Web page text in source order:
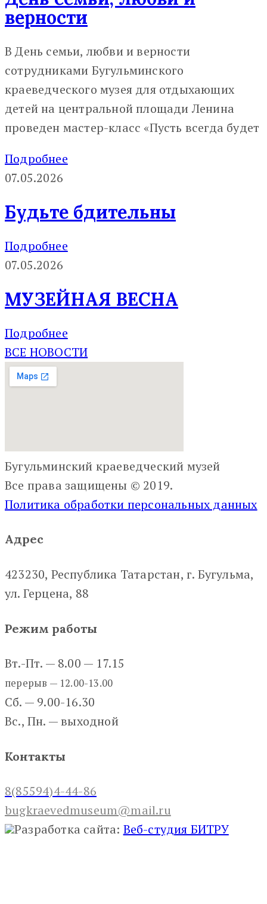
верности
В День семьи, любви и верности
сотрудниками Бугульминского
краеведческого музея для отдыхающих
детей на центральной площади Ленина
проведен мастер-класс «Пусть всегда будет
Подробнее
07.05.2026
Будьте бдительны
Подробнее
07.05.2026
МУЗЕЙНАЯ ВЕСНА
Подробнее
ВСЕ НОВОСТИ
Бугульминский краеведческий музей
Все права защищены © 2019.
Политика обработки персональных данных
Адрес
423230, Республика Татарстан, г. Бугульма,
ул. Герцена, 88
Режим работы
Вт.-Пт. — 8.00 — 17.15
перерыв — 12.00-13.00
Сб. — 9.00-16.30
Вс., Пн. — выходной
Контакты
8(85594)4-44-86
bugkraevedmuseum@mail.ru
Разработка сайта: Веб-студия БИТРУ